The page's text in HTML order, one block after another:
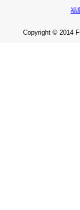
福
Copyright © 2014